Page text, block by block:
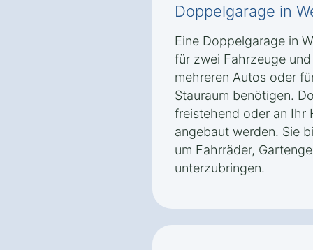
Doppelgarage in
Eine Doppelgarage in
für zwei Fahrzeuge
mehreren Autos oder
Stauraum benötigen.
freistehend oder an Ihr
angebaut werden. Sie
um Fahrräder,
unterzubringen.